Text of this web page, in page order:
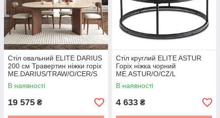
Стіл овальний ELITE DARIUS
200 см Травертин ніжки горіх
ME.DARIUS/TRAW/O/CER/S
В наявності
19 575 ₴
Стіл круглий ELITE ASTUR
Горіх ніжка чорний
ME.ASTUR/O/CZ/L
В наявності
4 633 ₴